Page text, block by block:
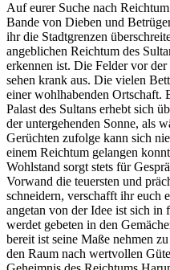
Auf eurer Suche nach
Bande von Dieben und
ihr die Stadtgrenzen
angeblichen Reichtum des
erkennen ist. Die Felder vor
sehen krank aus. Die vielen
einer wohlhabenden Ortschaft.
Palast des Sultans erhebt sich
der untergehenden Sonne, als
Gerüchten zufolge kann sich
einem Reichtum gelangen
Wohlstand sorgt stets für
Vorwand die teuersten und
schneidern, verschafft ihr euch
angetan von der Idee ist sich in
werdet gebeten in den
bereit ist seine Maße nehmen
den Raum nach wertvollen